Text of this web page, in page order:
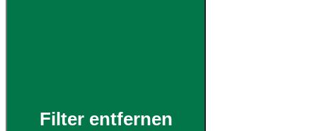
Filter entfernen